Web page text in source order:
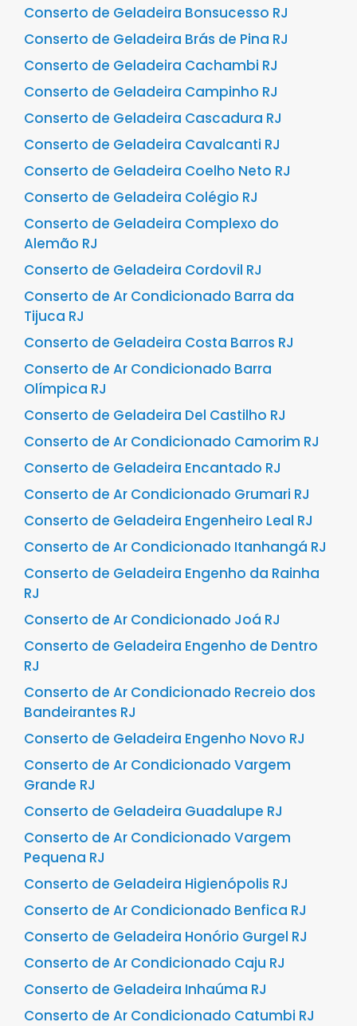
Conserto de Geladeira Bonsucesso RJ
Conserto de Geladeira Brás de Pina RJ
Conserto de Geladeira Cachambi RJ
Conserto de Geladeira Campinho RJ
Conserto de Geladeira Cascadura RJ
Conserto de Geladeira Cavalcanti RJ
Conserto de Geladeira Coelho Neto RJ
Conserto de Geladeira Colégio RJ
Conserto de Geladeira Complexo do
Alemão RJ
Conserto de Geladeira Cordovil RJ
Conserto de Ar Condicionado Barra da
Tijuca RJ
Conserto de Geladeira Costa Barros RJ
Conserto de Ar Condicionado Barra
Olímpica RJ
Conserto de Geladeira Del Castilho RJ
Conserto de Ar Condicionado Camorim RJ
Conserto de Geladeira Encantado RJ
Conserto de Ar Condicionado Grumari RJ
Conserto de Geladeira Engenheiro Leal RJ
Conserto de Ar Condicionado Itanhangá RJ
Conserto de Geladeira Engenho da Rainha
RJ
Conserto de Ar Condicionado Joá RJ
Conserto de Geladeira Engenho de Dentro
RJ
Conserto de Ar Condicionado Recreio dos
Bandeirantes RJ
Conserto de Geladeira Engenho Novo RJ
Conserto de Ar Condicionado Vargem
Grande RJ
Conserto de Geladeira Guadalupe RJ
Conserto de Ar Condicionado Vargem
Pequena RJ
Conserto de Geladeira Higienópolis RJ
Conserto de Ar Condicionado Benfica RJ
Conserto de Geladeira Honório Gurgel RJ
Conserto de Ar Condicionado Caju RJ
Conserto de Geladeira Inhaúma RJ
Conserto de Ar Condicionado Catumbi RJ